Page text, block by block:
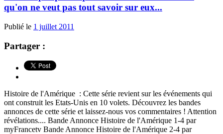
qu'on ne veut pas tout savoir sur eux...
Publié le 1 juillet 2011
Partager :
Histoire de l'Amérique : Cette série revient sur les événements qui
ont construit les Etats-Unis en 10 volets. Découvrez les bandes
annonces de cette série et laissez-nous vos commentaires ! Attention
révélations.... Bande Annonce Histoire de l'Amérique 1-4 par
myFrancetv Bande Annonce Histoire de l'Amérique 2-4 par